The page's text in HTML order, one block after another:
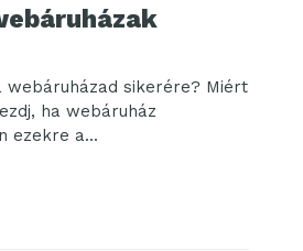
sikerére? Miért
ha webáruház
ezekre a...